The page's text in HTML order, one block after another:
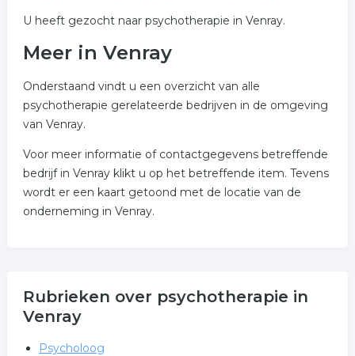
U heeft gezocht naar psychotherapie in Venray.
Meer in Venray
Onderstaand vindt u een overzicht van alle
psychotherapie gerelateerde bedrijven in de omgeving
van Venray.
Voor meer informatie of contactgegevens betreffende
bedrijf in Venray klikt u op het betreffende item. Tevens
wordt er een kaart getoond met de locatie van de
onderneming in Venray.
Rubrieken over psychotherapie in
Venray
Psycholoog